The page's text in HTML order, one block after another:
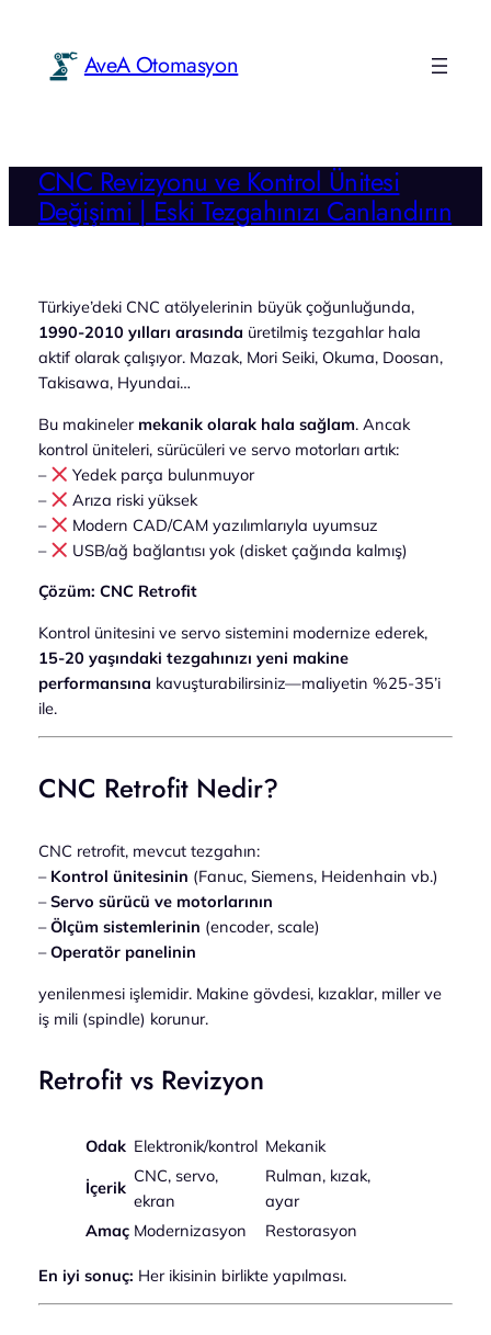
AveA Otomasyon
CNC Revizyonu ve Kontrol Ünitesi
Değişimi | Eski Tezgahınızı Canlandırın
Türkiye’deki CNC atölyelerinin büyük çoğunluğunda,
1990-2010 yılları arasında üretilmiş tezgahlar hala
aktif olarak çalışıyor. Mazak, Mori Seiki, Okuma, Doosan,
Takisawa, Hyundai…
Bu makineler mekanik olarak hala sağlam. Ancak
kontrol üniteleri, sürücüleri ve servo motorları artık:
–
Yedek parça bulunmuyor
–
Arıza riski yüksek
–
Modern CAD/CAM yazılımlarıyla uyumsuz
–
USB/ağ bağlantısı yok (disket çağında kalmış)
Çözüm: CNC Retrofit
Kontrol ünitesini ve servo sistemini modernize ederek,
15-20 yaşındaki tezgahınızı yeni makine
performansına kavuşturabilirsiniz—maliyetin %25-35’i
ile.
CNC Retrofit Nedir?
CNC retrofit, mevcut tezgahın:
– Kontrol ünitesinin (Fanuc, Siemens, Heidenhain vb.)
–Servo sürücü ve motorlarının
–Ölçüm sistemlerinin (encoder, scale)
–Operatör panelinin
yenilenmesi işlemidir. Makine gövdesi, kızaklar, miller ve
iş mili (spindle) korunur.
Retrofit vs Revizyon
Odak Elektronik/kontrol Mekanik
İçerik
CNC, servo,
ekran
Rulman, kızak,
ayar
Amaç Modernizasyon Restorasyon
En iyi sonuç: Her ikisinin birlikte yapılması.